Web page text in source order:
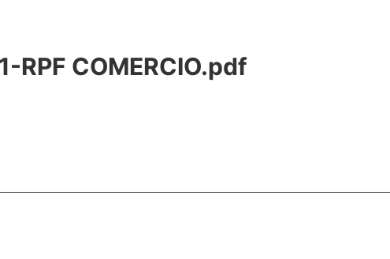
RPF COMERCIO.pdf